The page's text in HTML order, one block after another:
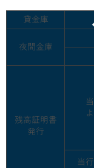
貸金庫
夜間金庫
残高証明書
発行
当